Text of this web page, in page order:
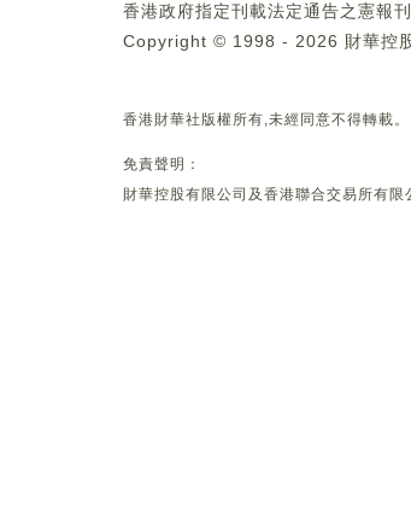
香港政府指定刊載法定通告之憲報
Copyright © 1998 - 2026 財華控
香港財華社版權所有,未經同意不得轉載。
免責聲明：
財華控股有限公司及香港聯合交易所有